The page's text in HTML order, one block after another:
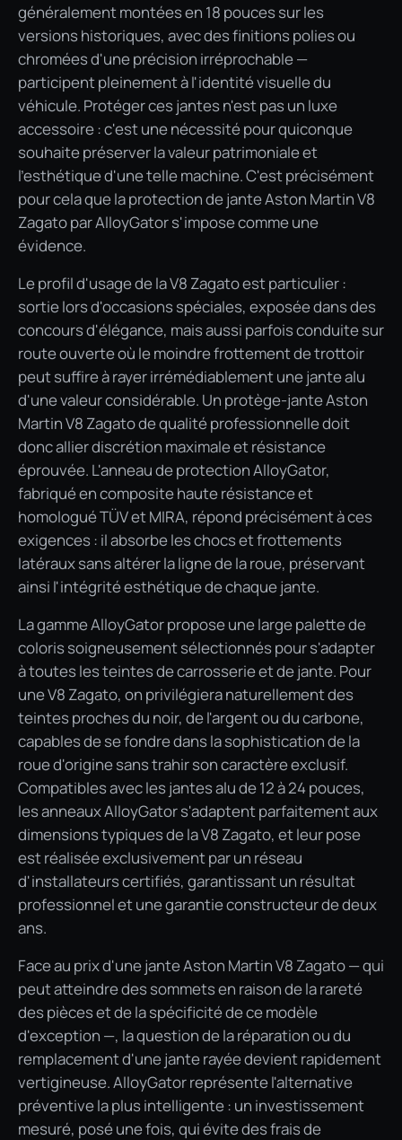
généralement montées en 18 pouces sur les
versions historiques, avec des finitions polies ou
chromées d'une précision irréprochable —
participent pleinement à l'identité visuelle du
véhicule. Protéger ces jantes n'est pas un luxe
accessoire : c'est une nécessité pour quiconque
souhaite préserver la valeur patrimoniale et
l'esthétique d'une telle machine. C'est précisément
pour cela que la protection de jante Aston Martin V8
Zagato par AlloyGator s'impose comme une
évidence.
Le profil d'usage de la V8 Zagato est particulier :
sortie lors d'occasions spéciales, exposée dans des
concours d'élégance, mais aussi parfois conduite sur
route ouverte où le moindre frottement de trottoir
peut suffire à rayer irrémédiablement une jante alu
d'une valeur considérable. Un protège-jante Aston
Martin V8 Zagato de qualité professionnelle doit
donc allier discrétion maximale et résistance
éprouvée. L'anneau de protection AlloyGator,
fabriqué en composite haute résistance et
homologué TÜV et MIRA, répond précisément à ces
exigences : il absorbe les chocs et frottements
latéraux sans altérer la ligne de la roue, préservant
ainsi l'intégrité esthétique de chaque jante.
La gamme AlloyGator propose une large palette de
coloris soigneusement sélectionnés pour s'adapter
à toutes les teintes de carrosserie et de jante. Pour
une V8 Zagato, on privilégiera naturellement des
teintes proches du noir, de l'argent ou du carbone,
capables de se fondre dans la sophistication de la
roue d'origine sans trahir son caractère exclusif.
Compatibles avec les jantes alu de 12 à 24 pouces,
les anneaux AlloyGator s'adaptent parfaitement aux
dimensions typiques de la V8 Zagato, et leur pose
est réalisée exclusivement par un réseau
d'installateurs certifiés, garantissant un résultat
professionnel et une garantie constructeur de deux
ans.
Face au prix d'une jante Aston Martin V8 Zagato — qui
peut atteindre des sommets en raison de la rareté
des pièces et de la spécificité de ce modèle
d'exception —, la question de la réparation ou du
remplacement d'une jante rayée devient rapidement
vertigineuse. AlloyGator représente l'alternative
préventive la plus intelligente : un investissement
mesuré, posé une fois, qui évite des frais de